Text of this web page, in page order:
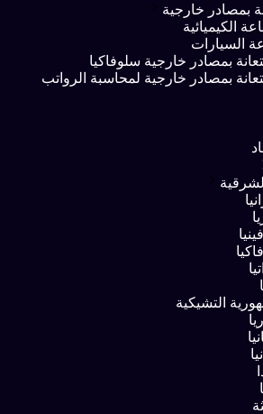
بمصادر خارجية
الكيميائية
السيارات
بمصادر خارجية سلوفاكيا
بمصادر خارجية لمحاسبة الرواتب
التشيكية